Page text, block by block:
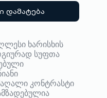
დამატება
ხარისხის
სუფთა
კონტრასტი